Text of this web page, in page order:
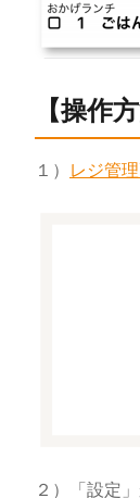
【操作方
１） レジ管
２）「設定